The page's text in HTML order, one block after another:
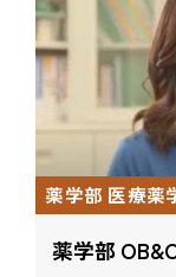
薬学部 医療薬
薬学部